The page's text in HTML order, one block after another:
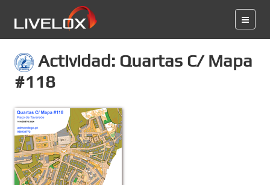
Actividad: Quartas C/ Mapa
#118